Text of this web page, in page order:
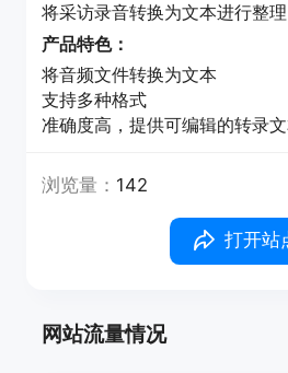
将采访录音转换为文本进行整理
产品特色：
将音频文件转换为文本
支持多种格式
准确度高，提供可编辑的转录
浏览量： 142
打开站
网站流量情况